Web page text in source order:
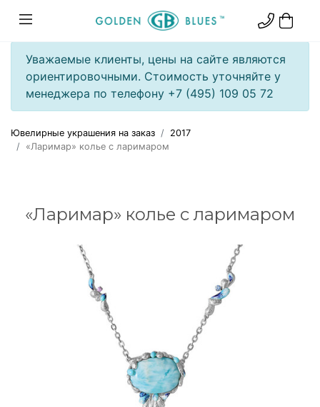
Уважаемые клиенты, цены на сайте являются
ориентировочными. Стоимость уточняйте у
менеджера по телефону +7 (495) 109 05 72
Ювелирные украшения на заказ
2017
«Ларимар» колье с ларимаром
«Ларимар» колье с ларимаром